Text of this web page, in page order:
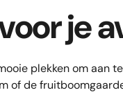
je
plekken om aan
of de